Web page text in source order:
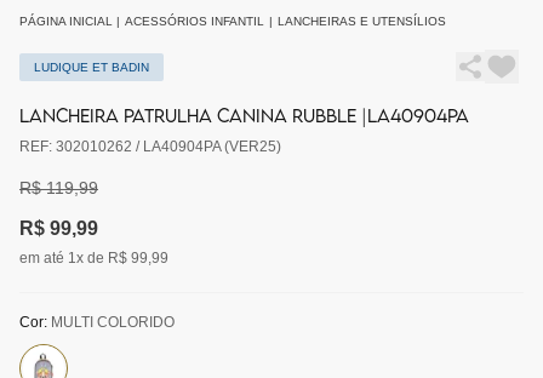
PÁGINA INICIAL | ACESSÓRIOS INFANTIL | LANCHEIRAS E UTENSÍLIOS
LUDIQUE ET BADIN
LANCHEIRA PATRULHA CANINA RUBBLE |LA40904PA
REF: 302010262 / LA40904PA (VER25)
R$ 119,99
R$ 99,99
em até 1x de R$ 99,99
Cor: MULTI COLORIDO